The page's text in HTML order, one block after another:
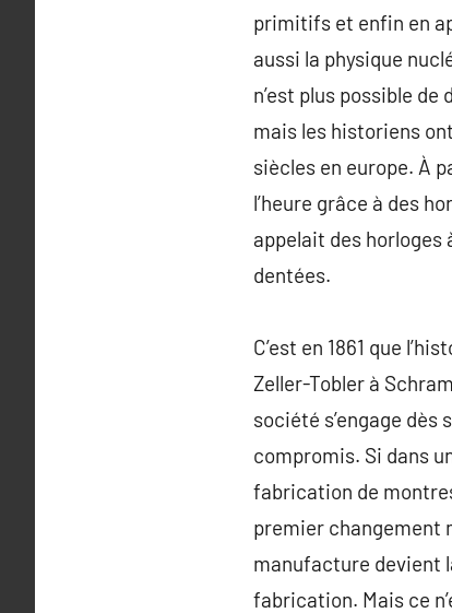
primitifs et enfin en
aussi la physique
n’est plus possible
mais les historiens
siècles en europe. À
l’heure grâce à des
appelait des
dentées.
C’est en 1861 que
Zeller-Tobler à
société s’engage
compromis. Si dans
fabrication de
premier changement
manufacture devient
fabrication. Mais ce